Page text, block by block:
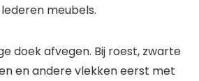
meubels.
doek afvegen. Bij roest, zwarte
en andere vlekken eerst met